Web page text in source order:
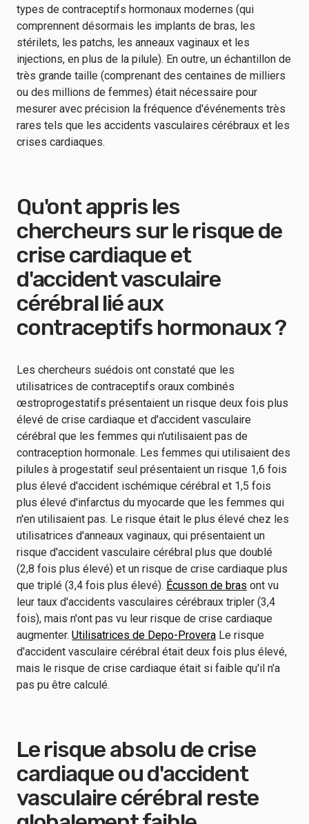
types de contraceptifs hormonaux modernes (qui
comprennent désormais les implants de bras, les
stérilets, les patchs, les anneaux vaginaux et les
injections, en plus de la pilule). En outre, un échantillon de
très grande taille (comprenant des centaines de milliers
ou des millions de femmes) était nécessaire pour
mesurer avec précision la fréquence d'événements très
rares tels que les accidents vasculaires cérébraux et les
crises cardiaques.
Qu'ont appris les
chercheurs sur le risque de
crise cardiaque et
d'accident vasculaire
cérébral lié aux
contraceptifs hormonaux ?
Les chercheurs suédois ont constaté que les
utilisatrices de contraceptifs oraux combinés
œstroprogestatifs présentaient un risque deux fois plus
élevé de crise cardiaque et d'accident vasculaire
cérébral que les femmes qui n'utilisaient pas de
contraception hormonale. Les femmes qui utilisaient des
pilules à progestatif seul présentaient un risque 1,6 fois
plus élevé d'accident ischémique cérébral et 1,5 fois
plus élevé d'infarctus du myocarde que les femmes qui
n'en utilisaient pas. Le risque était le plus élevé chez les
utilisatrices d'anneaux vaginaux, qui présentaient un
risque d'accident vasculaire cérébral plus que doublé
(2,8 fois plus élevé) et un risque de crise cardiaque plus
que triplé (3,4 fois plus élevé). Écusson de bras ont vu
leur taux d'accidents vasculaires cérébraux tripler (3,4
fois), mais n'ont pas vu leur risque de crise cardiaque
augmenter. Utilisatrices de Depo-Provera Le risque
d'accident vasculaire cérébral était deux fois plus élevé,
mais le risque de crise cardiaque était si faible qu'il n'a
pas pu être calculé.
Le risque absolu de crise
cardiaque ou d'accident
vasculaire cérébral reste